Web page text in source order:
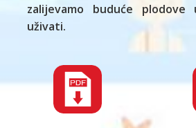
zalijevamo buduće plodove
uživati.